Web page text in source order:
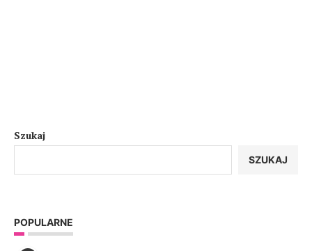
Szukaj
SZUKAJ
POPULARNE